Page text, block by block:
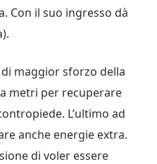
Con il suo ingresso dà
maggior sforzo della
metri per recuperare
L’ultimo ad
anche energie extra.
di voler essere